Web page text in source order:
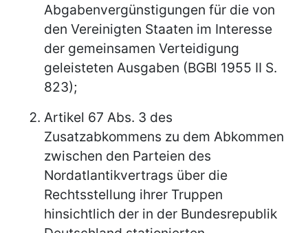
Abgabenvergünstigungen für die von
den Vereinigten Staaten im Interesse
der gemeinsamen Verteidigung
geleisteten Ausgaben (BGBl 1955 II S.
823);
Artikel 67 Abs. 3 des
Zusatzabkommens zu dem Abkommen
zwischen den Parteien des
Nordatlantikvertrags über die
Rechtsstellung ihrer Truppen
hinsichtlich der in der Bundesrepublik